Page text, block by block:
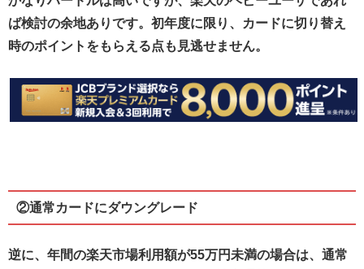
ば検討の余地ありです。初年度に限り、カードに切り替え
時のポイントをもらえる点も見逃せません。
②通常カードにダウングレード
逆に、年間の楽天市場利用額が55万円未満の場合は、通常